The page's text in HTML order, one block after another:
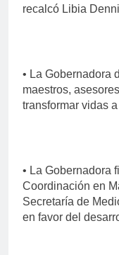
recalcó Libia
• La Gobernadora
maestros,
transformar vidas
• La Gobernadora
Coordinación en
Secretaría de
en favor del